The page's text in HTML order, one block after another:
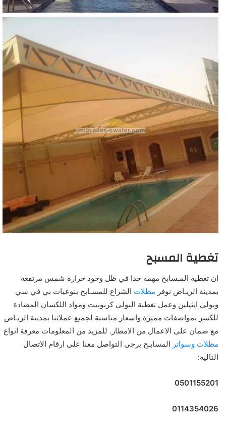
تغطية المسبح
ان تغطية المـسابح مهمه جدا في ظل وجود حرارة شمس مرتفعة
بمدينة الريـاض نوفر مظلات الشراع للمسـابح بنوعيات بي في سي
وبولي ايثيلين وعمل تغطية البولي كربونيت ومواد اللكسان المضادة
للكسر بمواصفات مميزة واسعار مناسبة لجميع عملائنا بمدينة الريـاض
مع ضمان على الاعمال من الامطار. للمزيد من المعلومات معرفة انواع
مظلات وسواتر المسابـح يرجى التواصل معنا على ارقام الاتصال
التالية:
0501155201
0114354026